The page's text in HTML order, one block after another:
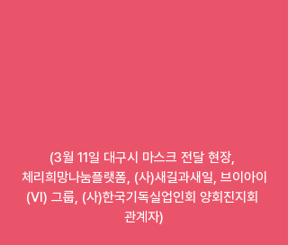
(3월 11일 대구시 마스크 전달 현장,
체리희망나눔플랫폼, (사)새길과새일, 브이아이
(VI) 그룹, (사)한국기독실업인회 양회진지회
관계자)